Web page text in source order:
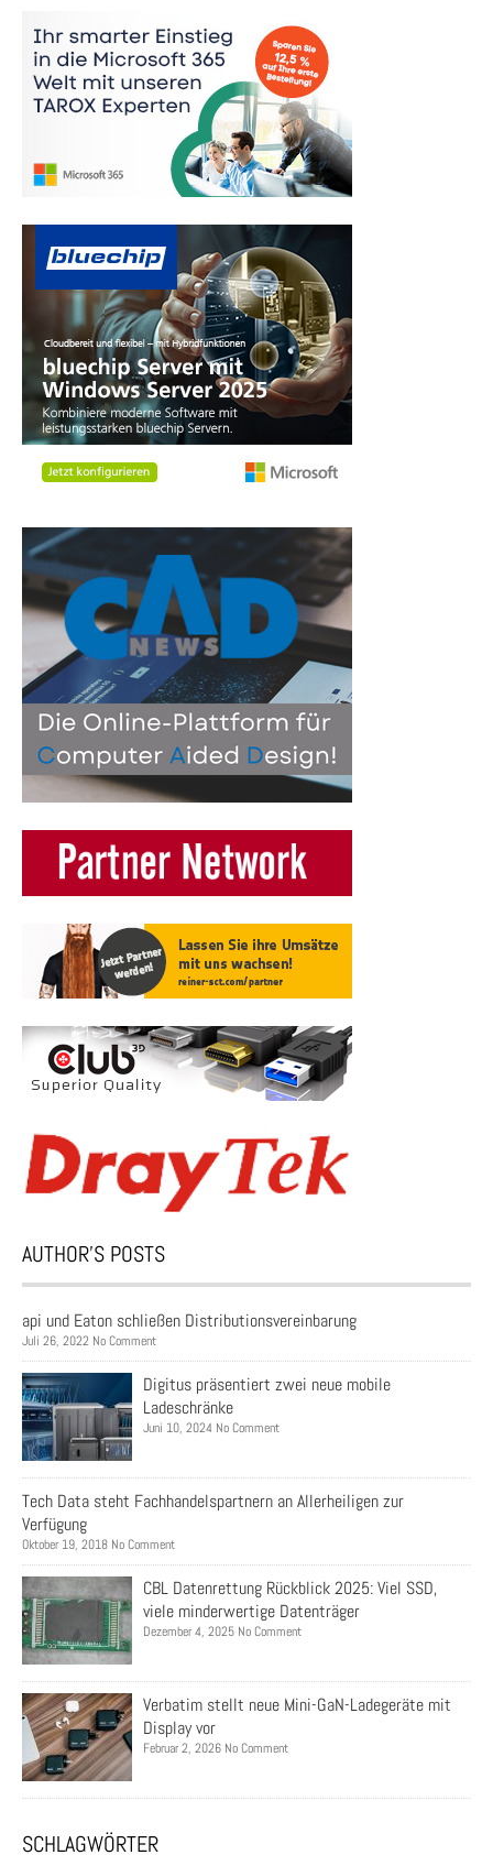
AUTHOR’S POSTS
api und Eaton schließen Distributionsvereinbarung
Juli 26, 2022 No Comment
Digitus präsentiert zwei neue mobile
Ladeschränke
Juni 10, 2024 No Comment
Tech Data steht Fachhandelspartnern an Allerheiligen zur
Verfügung
Oktober 19, 2018 No Comment
CBL Datenrettung Rückblick 2025: Viel SSD,
viele minderwertige Datenträger
Dezember 4, 2025 No Comment
Verbatim stellt neue Mini-GaN-Ladegeräte mit
Display vor
Februar 2, 2026 No Comment
SCHLAGWÖRTER